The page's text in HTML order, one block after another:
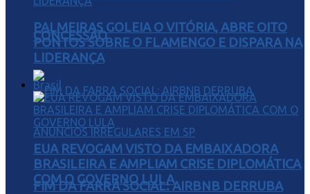
CONCESSÃO
FIM DA FARRA SOCIAL: AIRBNB DERRUBA
PALMEIRAS GOLEIA O VITÓRIA, ABRE OITO
PONTOS SOBRE O FLAMENGO E DISPARA NA
LIDERANÇA
Brasil
EUA REVOGAM VISTO DA EMBAIXADORA
BRASILEIRA E AMPLIAM CRISE DIPLOMÁTICA
COM O GOVERNO LULA